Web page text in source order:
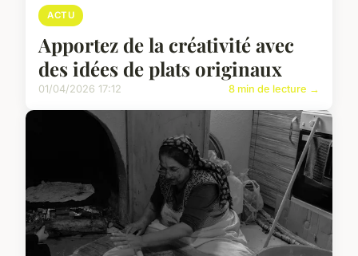
ACTU
Apportez de la créativité avec
des idées de plats originaux
01/04/2026 17:12 8 min de lecture →